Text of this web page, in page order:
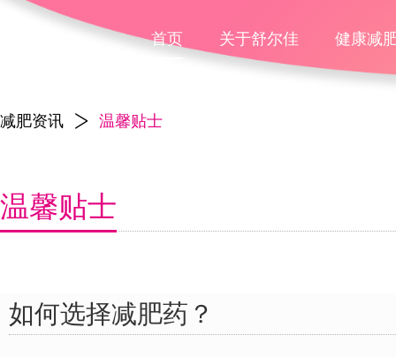
首页 关于舒尔佳 健康减
减肥资讯 温馨贴士
温馨贴士
如何选择减肥药？